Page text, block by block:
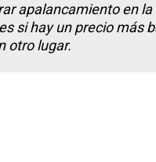
apalancamiento en
si hay un precio más
otro lugar.